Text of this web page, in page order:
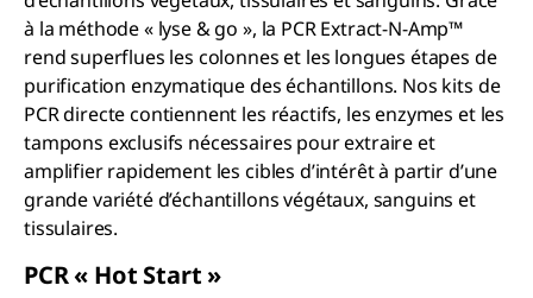
à la méthode « lyse & go », la PCR Extract-N-Amp™
rend superflues les colonnes et les longues étapes de
purification enzymatique des échantillons. Nos kits de
PCR directe contiennent les réactifs, les enzymes et les
tampons exclusifs nécessaires pour extraire et
amplifier rapidement les cibles d’intérêt à partir d’une
grande variété d’échantillons végétaux, sanguins et
tissulaires.
PCR « Hot Start »